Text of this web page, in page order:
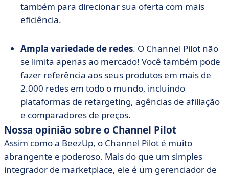
também para direcionar sua oferta com mais
eficiência.
Ampla variedade de redes. O Channel Pilot não
se limita apenas ao mercado! Você também pode
fazer referência aos seus produtos em mais de
2.000 redes em todo o mundo, incluindo
plataformas de retargeting, agências de afiliação
e comparadores de preços.
Nossa opinião sobre o Channel Pilot
Assim como a BeezUp, o Channel Pilot é muito
abrangente e poderoso. Mais do que um simples
integrador de marketplace, ele é um gerenciador de